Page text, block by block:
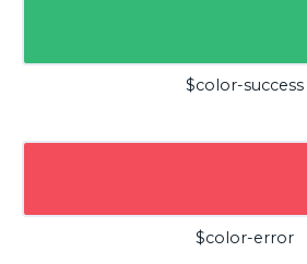
$color-success
$color-error